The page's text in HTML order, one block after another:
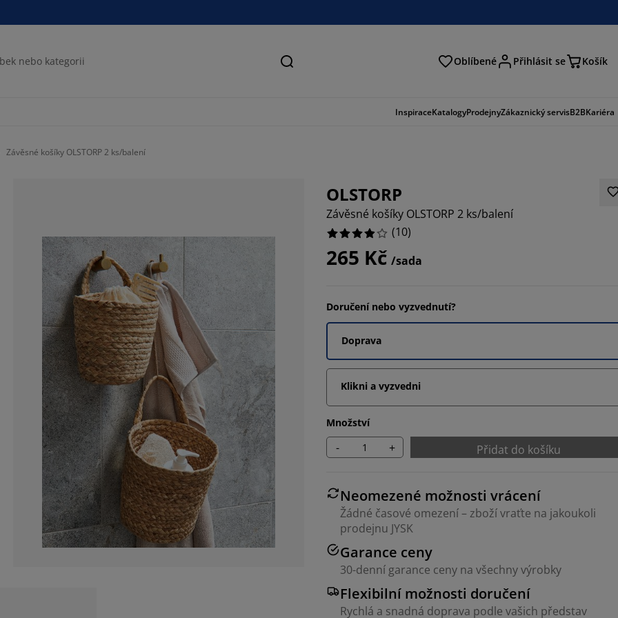
Hledat Oblíbené Přihlásit se Košík
InspiraceKatalogyProdejnyZákaznický servisB2BKariéra
Závěsné košíky OLSTORP 2 ks/balení
OLSTORP
Závěsné košíky OLSTORP 2 ks/balení
(10)
265 Kč /sada
Doručení nebo vyzvednutí?
Doprava
Klikni a vyzvedni
Množství
- + Přidat do košíku
Neomezené možnosti vrácení
Žádné časové omezení – zboží vraťte na jakoukoli
prodejnu JYSK
Garance ceny
30-denní garance ceny na všechny výrobky
Flexibilní možnosti doručení
Rychlá a snadná doprava podle vašich představ